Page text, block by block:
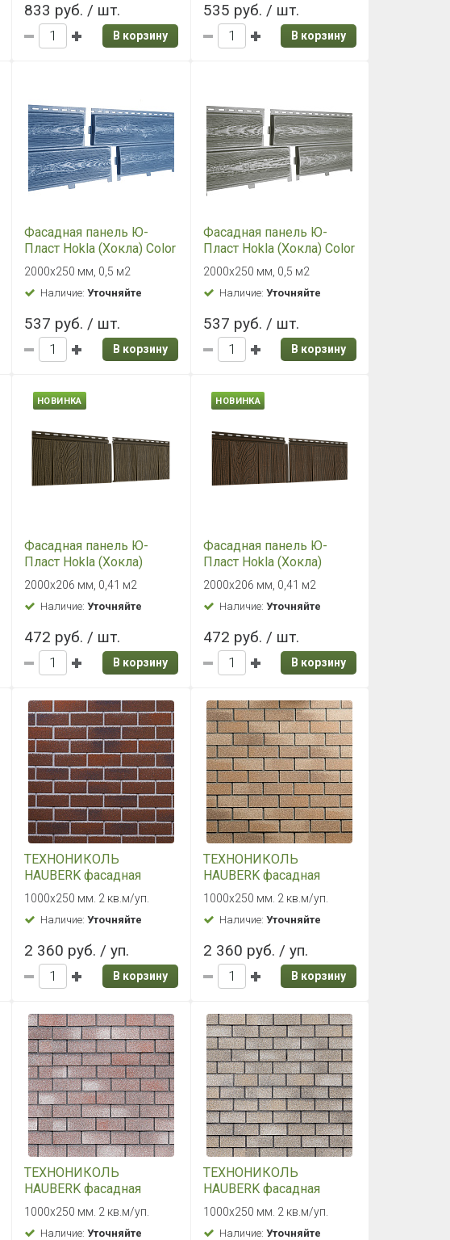
833 руб. / шт.
В корзину
535 руб. / шт.
В корзину
Фасадная панель Ю-
Пласт Hokla (Хокла) Color
Голубика
2000х250 мм, 0,5 м2
Наличие:Уточняйте
537 руб. / шт.
В корзину
Фасадная панель Ю-
Пласт Hokla (Хокла) Color
Ирландский мох
2000х250 мм, 0,5 м2
Наличие: Уточняйте
537 руб. / шт.
В корзину
НОВИНКА
Фасадная панель Ю-
Пласт Hokla (Хокла)
серия "Щепа"
Можжевеловый
2000х206 мм, 0,41 м2
Наличие:Уточняйте
472 руб. / шт.
В корзину
НОВИНКА
Фасадная панель Ю-
Пласт Hokla (Хокла)
серия "Щепа" Каштан
2000х206 мм, 0,41 м2
Наличие: Уточняйте
472 руб. / шт.
В корзину
ТЕХНОНИКОЛЬ
HAUBERK фасадная
плитка Баварский
кирпич
1000х250 мм. 2 кв.м/уп.
Наличие:Уточняйте
2 360 руб. / уп.
В корзину
ТЕХНОНИКОЛЬ
HAUBERK фасадная
плитка Песчаный кирпич
1000х250 мм. 2 кв.м/уп.
Наличие: Уточняйте
2 360 руб. / уп.
В корзину
ТЕХНОНИКОЛЬ
HAUBERK фасадная
плитка Мраморный
кирпич
1000х250 мм. 2 кв.м/уп.
Наличие:Уточняйте
ТЕХНОНИКОЛЬ
HAUBERK фасадная
плитка Серо-Бежевый
кирпич
1000х250 мм. 2 кв.м/уп.
Наличие: Уточняйте